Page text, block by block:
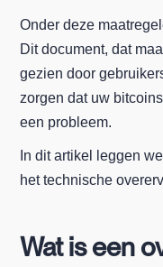
Onder deze
Dit document, dat
gezien door
zorgen dat uw
een probleem.
In dit artikel leggen
het technische
Wat is een